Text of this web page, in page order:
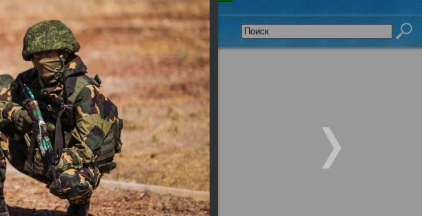
Приоритеты председательства